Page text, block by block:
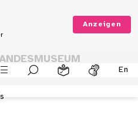
Anzeigen
En